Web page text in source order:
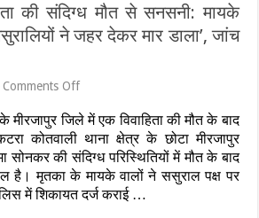
सहम
गया
मां-
तोड़ा
दम,
पिता
हालत
नाजुक
की संदिग्ध मौत से सनसनी: मायके
ने जहर देकर मार डाला’, जांच
Comments Offon
में
विवाहिता
की
संदिग्ध
मौत
से
सनसनी:
मीरजापुर जिले में एक विवाहिता की मौत के बाद
कोतवाली थाना क्षेत्र के छोटा मीरजापुर
सोनकर की संदिग्ध परिस्थितियों में मौत के बाद
है। मृतका के मायके वालों ने ससुराल पक्ष पर
में शिकायत दर्ज कराई …